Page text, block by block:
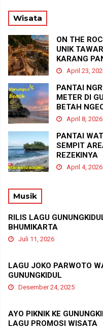
Wisata
ON THE
UNIK
KARANG
April 23,
PANTAI
METER DI
BETAH
April 8, 2026
PANTAI
SEMPIT
REZEKINYA
April 4, 2026
Musik
RILIS LAGU
BHUMIKARTA
Juli 11, 2026
LAGU JOKO PARWOTO
GUNUNGKIDUL
Desember 24, 2025
AYO PIKNIK KE
LAGU PROMOSI WISATA